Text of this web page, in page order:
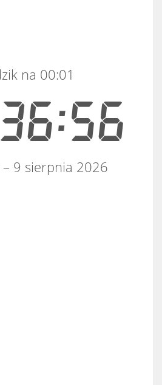
na 00:01
– 9 sierpnia 2026